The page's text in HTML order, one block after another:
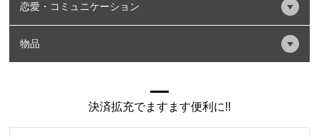
恋愛・コミュニケーション
物品
決済拡充でますます便利に!!